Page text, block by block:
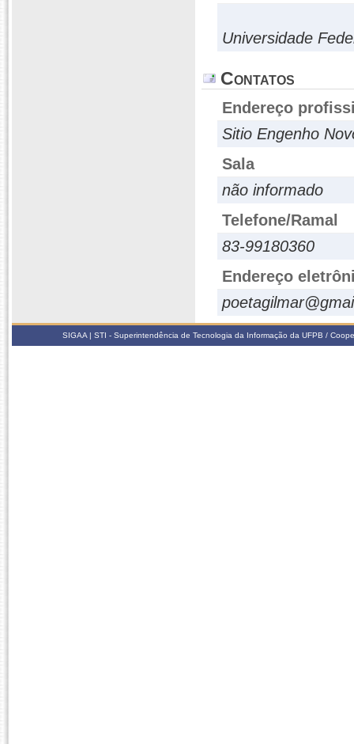
Universidade
Contatos
Endereço
Sitio Engenho
Sala
não informado
Telefone/Ramal
83-99180360
Endereço
SIGAA | STI - Superintendência de Tecnologia da Informação da UFPB /